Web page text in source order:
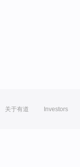
关于有道 Investors